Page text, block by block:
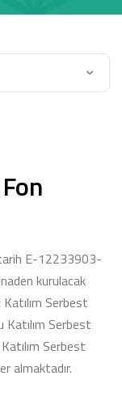
E-12233903-
kurulacak
Serbest
Serbest
Serbest
almaktadır.